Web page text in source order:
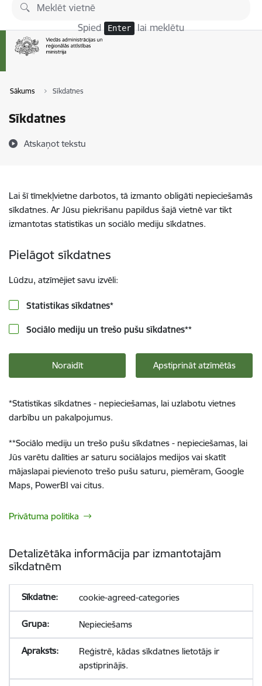
Pāriet uz lapas saturu
Spied Enter lai meklētu
Sākums Sīkdatnes
Sīkdatnes
Atskaņot tekstu
Lai šī tīmekļvietne darbotos, tā izmanto obligāti nepieciešamās
sīkdatnes. Ar Jūsu piekrišanu papildus šajā vietnē var tikt
izmantotas statistikas un sociālo mediju sīkdatnes.
Pielāgot sīkdatnes
Lūdzu, atzīmējiet savu izvēli:
Statistikas sīkdatnes*
Sociālo mediju un trešo pušu sīkdatnes**
Noraidīt Apstiprināt atzīmētās
*Statistikas sīkdatnes - nepieciešamas, lai uzlabotu vietnes
darbību un pakalpojumus.
**Sociālo mediju un trešo pušu sīkdatnes - nepieciešamas, lai
Jūs varētu dalīties ar saturu sociālajos medijos vai skatīt
mājaslapai pievienoto trešo pušu saturu, piemēram, Google
Maps, PowerBI vai citus.
Privātuma politika
Detalizētāka informācija par izmantotajām
sīkdatnēm
cookie-agreed-categories
Nepieciešams
Reģistrē, kādas sīkdatnes lietotājs ir
apstiprinājis.